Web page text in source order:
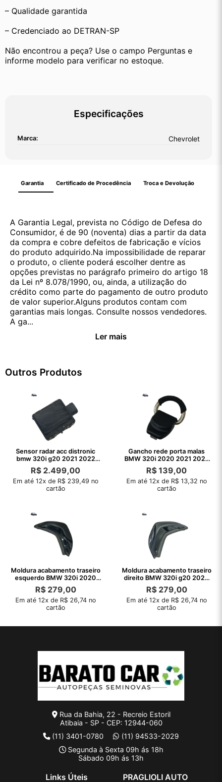
– Qualidade garantida
– Credenciado ao DETRAN-SP
Não encontrou a peça? Use o campo Perguntas e
informe modelo para verificar no estoque.
Especificações
Marca: Chevrolet
Garantia Certificado de Procedência Troca e Devolução
A Garantia Legal, prevista no Código de Defesa do
Consumidor, é de 90 (noventa) dias a partir da data
da compra e cobre defeitos de fabricação e vícios
do produto adquirido.Na impossibilidade de reparar
o produto, o cliente poderá escolher dentre as
opções previstas no parágrafo primeiro do artigo 18
da Lei nº 8.078/1990, ou, ainda, a utilização do
crédito como parte do pagamento de outro produto
de valor superior.Alguns produtos contam com
garantias mais longas. Consulte nossos vendedores.
A ga...
Ler mais
Outros Produtos
Sensor radar acc distronic
bmw 320i g20 2021 2022
2023 2024
R$ 2.499,00
Em até 12x de R$ 239,49 no
cartão
Gancho rede porta malas
BMW 320i 2020 2021 2022
2023 2024
R$ 139,00
Em até 12x de R$ 13,32 no
cartão
Moldura acabamento traseiro
esquerdo BMW 320i 2020
2021 2022
R$279,00
Em até 12x de R$ 26,74 no
cartão
Moldura acabamento traseiro
direito BMW 320i g20 2020
2021
R$279,00
Em até 12x de R$ 26,74 no
cartão
Rua da Bahia, 22 - Recreio Estoril
Atibaia - SP - CEP: 12944-060
(11) 3401-0780
(11) 94533-2029
Segunda à Sexta 09h ás 18h
Sábado 09h ás 13h
Links Úteis PRAGLIOLI AUTO